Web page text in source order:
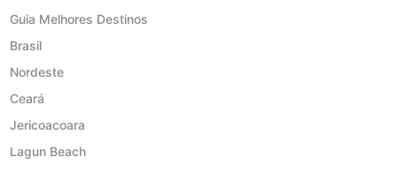
Guia Melhores Destinos
Brasil
Nordeste
Ceará
Jericoacoara
Lagun Beach